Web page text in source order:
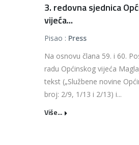
3. redovna sjednica
vijeća...
Pisao : Press
Na osnovu člana 59. i 60.
radu Općinskog vijeća
tekst („Službene novine
broj: 2/9, 1/13 i 2/13) i...
Više...